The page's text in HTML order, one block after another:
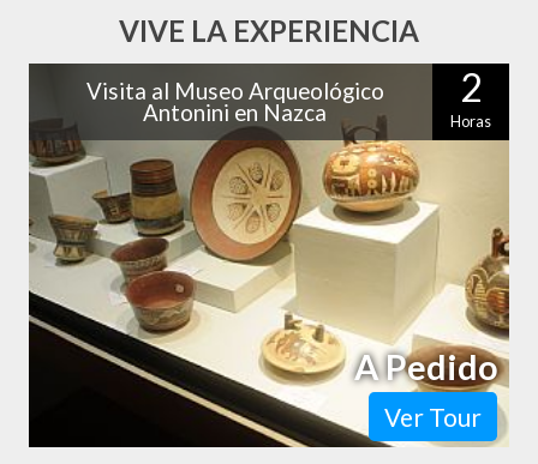
VIVE LA EXPERIENCIA
Visita al Museo Arqueológico
Antonini en Nazca
2
Horas
Si andas por Nazca no puedes perderte una visita a este
entretenido museo, que te explicará los hallazgos
arqueológicos más importantes…
Ver Tour
A Pedido